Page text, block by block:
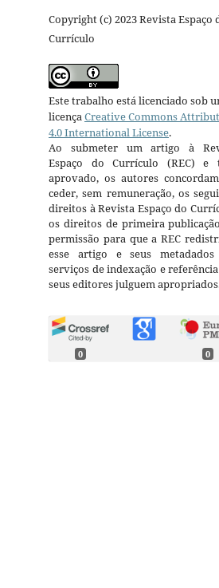
Copyright (c) 2023 Revista Espaço
Currículo
Este trabalho está licenciado sob
licençaCreative Commons
4.0 International License.
Ao submeter um artigo à
Espaço do Currículo (REC) e
aprovado, os autores
ceder, sem remuneração, os
direitos à Revista Espaço do
os direitos de primeira
permissão para que a REC
esse artigo e seus metadados
serviços de indexação e
seus editores julguem
0 0